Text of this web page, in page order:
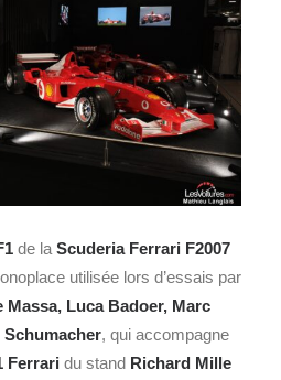
de la Scuderia Ferrari F2007
utilisée lors d’essais par
Luca Badoer, Marc
Schumacher, qui accompagne
Ferrari du stand Richard Mille